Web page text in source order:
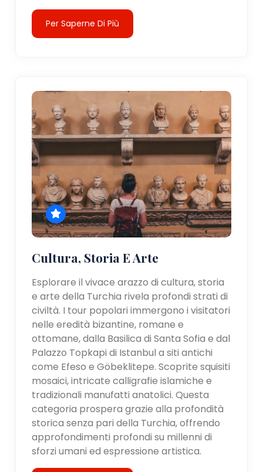
Per Saperne Di Più
Cultura, Storia E Arte
Esplorare il vivace arazzo di cultura, storia
e arte della Turchia rivela profondi strati di
civiltà. I tour popolari immergono i visitatori
nelle eredità bizantine, romane e
ottomane, dalla Basilica di Santa Sofia e dal
Palazzo Topkapi di Istanbul a siti antichi
come Efeso e Göbeklitepe. Scoprite squisiti
mosaici, intricate calligrafie islamiche e
tradizionali manufatti anatolici. Questa
categoria prospera grazie alla profondità
storica senza pari della Turchia, offrendo
approfondimenti profondi su millenni di
sforzi umani ed espressione artistica.